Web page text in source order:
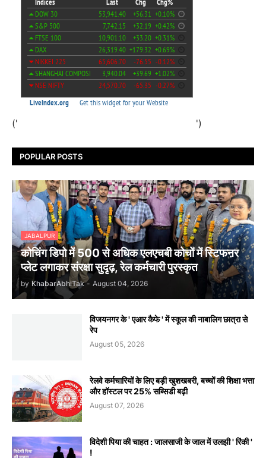
(' ')
POPULAR POSTS
JABALPUR
कोचिंग डिपो में 500 से अधिक एलएचबी कोचों में स्टिफऩर
प्लेट लगाकर संरक्षा सुदृढ़, रेल कर्मचारी पुरस्कृत
by KhabarAbhiTak - August 04, 2026
विजयनगर के ' एआर कैफे ' में स्कूल की नाबालिग छात्रा से
रेप
August 05, 2026
रेलवे कर्मचारियों के लिए बड़ी खुशखबरी, बच्चों की शिक्षा भत्ता
और हॉस्टल पर 25% सब्सिडी बढ़ी
August 07, 2026
विदेशी पिया की चाहत : जालसाजी के जाल में उलझी ' रिंकी '
!